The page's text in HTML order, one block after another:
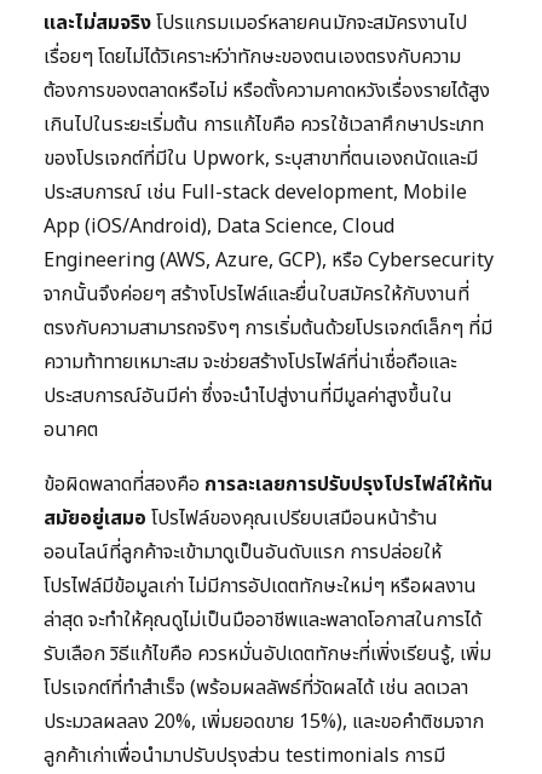
และไม่สมจริงโปรแกรมเมอร์หลายคนมักจะสมัครงานไป
เรื่อยๆ โดยไม่ได้วิเคราะห์ว่าทักษะของตนเองตรงกับความ
ต้องการของตลาดหรือไม่ หรือตั้งความคาดหวังเรื่องรายได้สูง
เกินไปในระยะเริ่มต้น การแก้ไขคือ ควรใช้เวลาศึกษาประเภท
ของโปรเจกต์ที่มีใน Upwork, ระบุสาขาที่ตนเองถนัดและมี
ประสบการณ์ เช่น Full-stack development, Mobile
App (iOS/Android), Data Science, Cloud
Engineering (AWS, Azure, GCP), หรือ Cybersecurity
จากนั้นจึงค่อยๆ สร้างโปรไฟล์และยื่นใบสมัครให้กับงานที่
ตรงกับความสามารถจริงๆ การเริ่มต้นด้วยโปรเจกต์เล็กๆ ที่มี
ความท้าทายเหมาะสม จะช่วยสร้างโปรไฟล์ที่น่าเชื่อถือและ
ประสบการณ์อันมีค่า ซึ่งจะนำไปสู่งานที่มีมูลค่าสูงขึ้นใน
อนาคต
ข้อผิดพลาดที่สองคือ การละเลยการปรับปรุงโปรไฟล์ให้ทัน
สมัยอยู่เสมอ โปรไฟล์ของคุณเปรียบเสมือนหน้าร้าน
ออนไลน์ที่ลูกค้าจะเข้ามาดูเป็นอันดับแรก การปล่อยให้
โปรไฟล์มีข้อมูลเก่า ไม่มีการอัปเดตทักษะใหม่ๆ หรือผลงาน
ล่าสุด จะทำให้คุณดูไม่เป็นมืออาชีพและพลาดโอกาสในการได้
รับเลือก วิธีแก้ไขคือ ควรหมั่นอัปเดตทักษะที่เพิ่งเรียนรู้, เพิ่ม
โปรเจกต์ที่ทำสำเร็จ (พร้อมผลลัพธ์ที่วัดผลได้ เช่น ลดเวลา
ประมวลผลลง 20%, เพิ่มยอดขาย 15%), และขอคำติชมจาก
ลูกค้าเก่าเพื่อนำมาปรับปรุงส่วน testimonials การมี